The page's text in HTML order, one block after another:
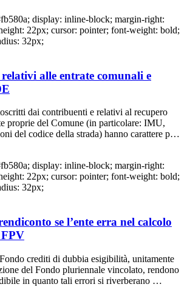
display: inline-block; margin-right:
22px; cursor: pointer; font-weight: bold;
32px;
alle entrate comunali e
dai contribuenti e relativi al recupero
proprie del Comune (in particolare: IMU,
del codice della strada) hanno carattere p…
display: inline-block; margin-right:
22px; cursor: pointer; font-weight: bold;
32px;
se l’ente erra nel calcolo
crediti di dubbia esigibilità, unitamente
del Fondo pluriennale vincolato, rendono
in quanto tali errori si riverberano …